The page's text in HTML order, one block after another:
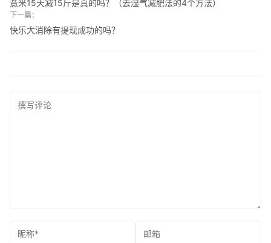
薏米15天减15斤是真的吗？（去湿气减肥法的4个方法）
下一篇：
快乐大消除有提现成功的吗？